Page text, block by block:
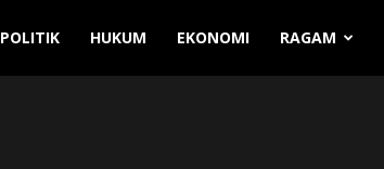
POLITIK HUKUM EKONOMI RAGAM